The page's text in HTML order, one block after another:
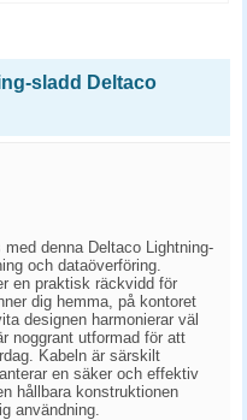
sladd Deltaco
denna Deltaco Lightning-
och dataöverföring.
en praktisk räckvidd för
dig hemma, på kontoret
designen harmonierar väl
noggrant utformad för att
Kabeln är särskilt
en säker och effektiv
hållbara konstruktionen
användning.